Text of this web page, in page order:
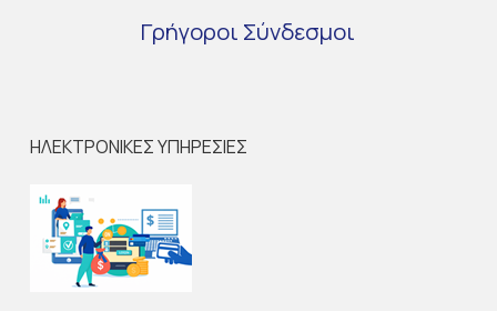
Γρήγοροι Σύνδεσμοι
ΗΛΕΚΤΡΟΝΙΚΕΣ ΥΠΗΡΕΣΙΕΣ